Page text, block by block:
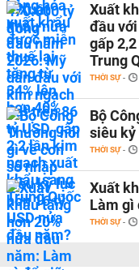
Xuất
đầu
gấp
Trung
THỜI SỰ -
Bộ
siêu kỷ
THỜI SỰ -
Xuất
Làm gì
THỜI SỰ -